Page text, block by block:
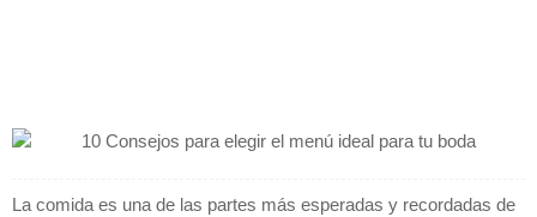
La comida es una de las partes más esperadas y recordadas de